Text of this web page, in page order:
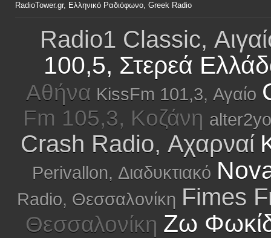
RadioTower.gr, Ελληνικό Ραδιόφωνο, Greek Radio
Radio1 Classic,
100,5, Στερεά
Αθήνα KissFm 101,3, Αγαίο
Fm 105,3, Κοζάνη
Crash Radio, Αχαρναί
Perivallon, Διαδυκτιακό
Radio, Θεσσαλονίκη Fimes
Θεσσαλονίκη Ζω